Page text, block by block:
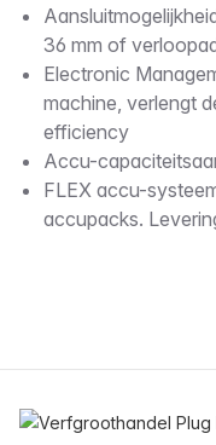
36 mm of
Electronic
machine, verlengt
efficiency
Accu-
FLEX accu-
accupacks.